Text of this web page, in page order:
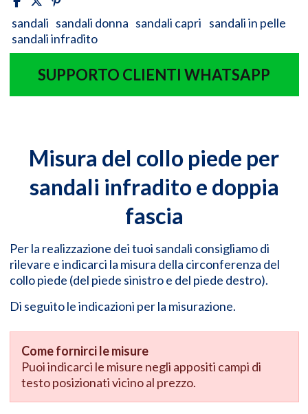
sandali sandali donna sandali capri sandali in pelle
sandali infradito
SUPPORTO CLIENTI WHATSAPP
Misura del collo piede per
sandali infradito e doppia
fascia
Per la realizzazione dei tuoi sandali consigliamo di
rilevare e indicarci la misura della circonferenza del
collo piede (del piede sinistro e del piede destro).
Di seguito le indicazioni per la misurazione.
Come fornirci le misure
Puoi indicarci le misure negli appositi campi di
testo posizionati vicino al prezzo.